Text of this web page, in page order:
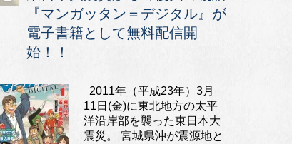
『マンガッタン＝デジタル』が
電子書籍として無料配信開
始！！
2011年（平成23年）3月
11日(金)に東北地方の太平
洋沿岸部を襲った東日本大
震災。 宮城県沖が震源地と